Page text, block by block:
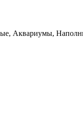
Аквариумы,